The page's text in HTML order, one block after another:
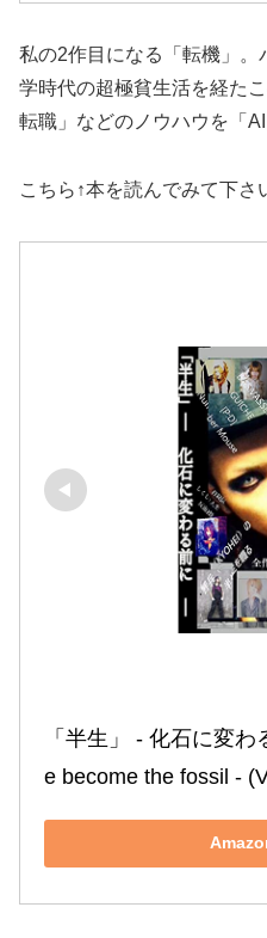
私の2作目になる「転機」。
学時代の超極貧生活を経た
転職」などのノウハウを「
こちら↑本を読んでみて下さ
「半生」 ‐ 化石に変
e become the fossil ‐